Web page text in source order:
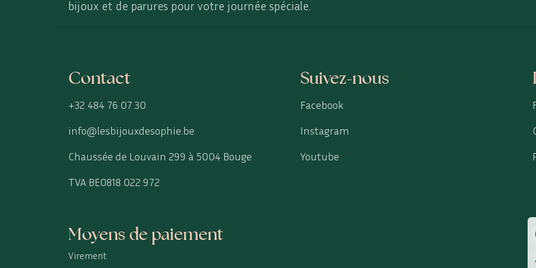
bijoux et de parures pour votre journée spéciale.
Contact
+32 484 76 07 30
info@lesbijouxdesophie.be
Chaussée de Louvain 299 à 5004 Bouge
TVA BE0818 022 972
Suivez-nous
Facebook
Instagram
Youtube
Moyens de paiement
Virement